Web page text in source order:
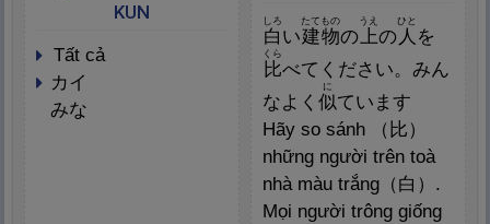
白
しろ
い建物
たてもの
の上
うえ
の 人
ひと
を
比
くら
べてください。みん
なよく 似
に
ています
Hãy so sánh （ 比 ）
những người trên toà
nhà màu trắng（ 白 ）.
Mọi người trông giống
KUN
tất cả
カイ
みな